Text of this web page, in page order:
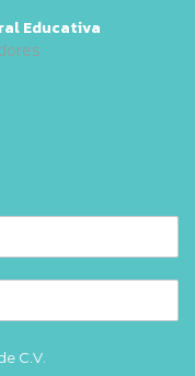
Educativa
C.V.